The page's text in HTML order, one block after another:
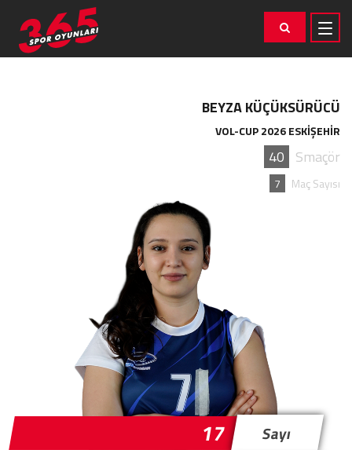
BEYZA KÜÇÜKSÜRÜCÜ
VOL-CUP 2026 ESKİŞEHİR
40 Smaçör
7 Maç Sayısı
17 Sayı